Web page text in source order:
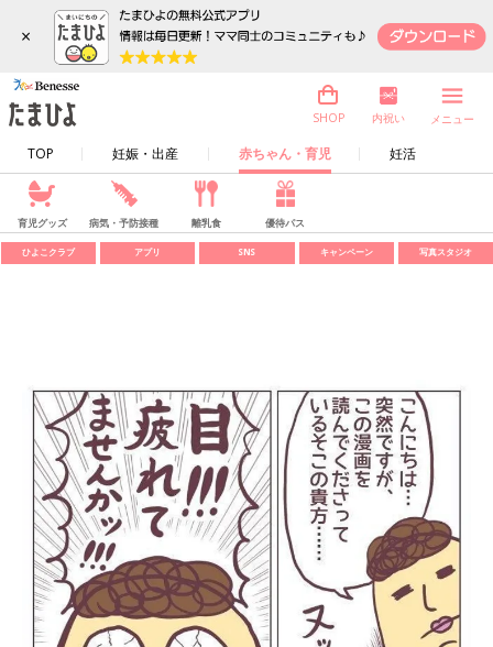
×
TOP 妊娠・出産 赤ちゃん・育児 妊活
SHOP 内祝い メニュー
育児グッズ 病気・予防接種 離乳食 優待パス
ひよこクラブ アプリ SNS キャンペーン 写真スタジオ